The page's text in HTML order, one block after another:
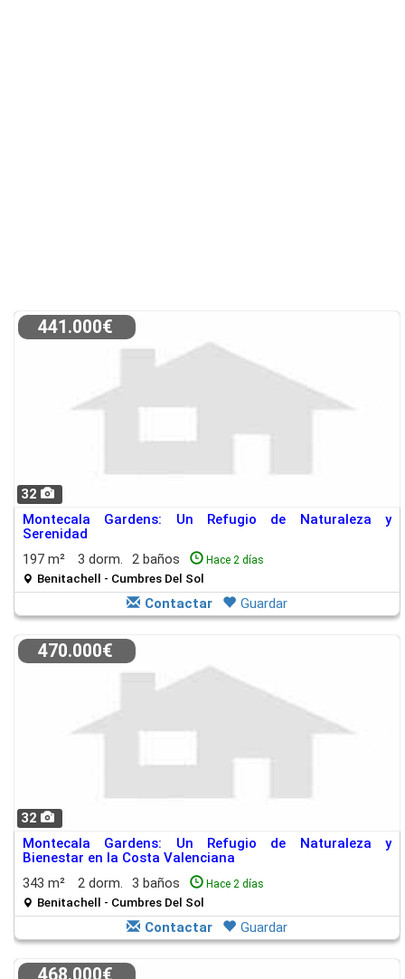
32
441.000€
Montecala Gardens: Un Refugio de Naturaleza y
Serenidad
197 m²
3 dorm. 2 baños Hace 2 días
Benitachell - Cumbres Del Sol
Contactar Guardar
32
470.000€
Montecala Gardens: Un Refugio de Naturaleza y
Bienestar en la Costa Valenciana
343 m²
2 dorm. 3 baños Hace 2 días
Benitachell - Cumbres Del Sol
Contactar Guardar